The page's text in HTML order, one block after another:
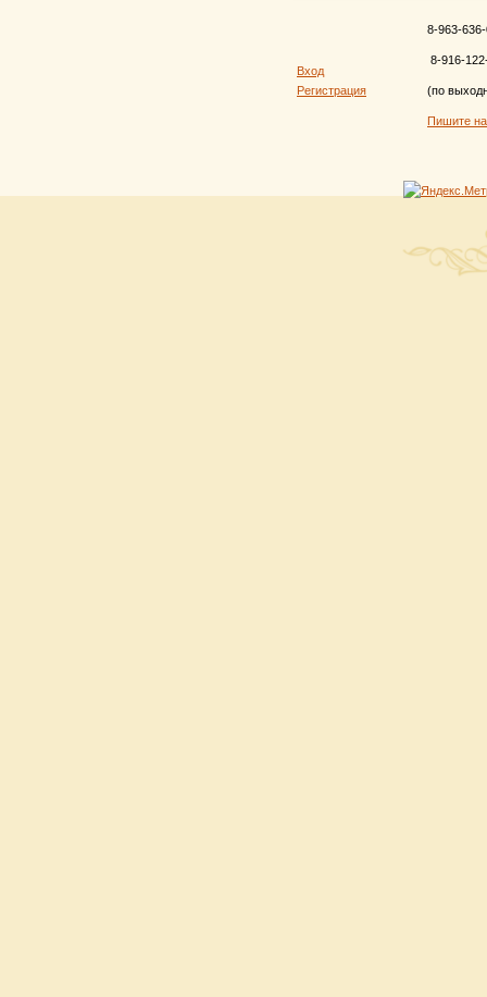
Вход
Регистрация
8-963-
8-916-
(по
Пишите